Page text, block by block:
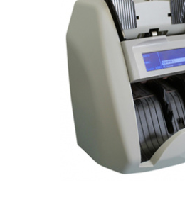
в пачке сверху)
Звуковая индикация
Яркий монохромный ЖК-
Механическая настройка
Корпус изготовлен из
гарантирует ему
малый вес (4,2 кг)
Цвет и фактура материала
подобраны для уменьшения